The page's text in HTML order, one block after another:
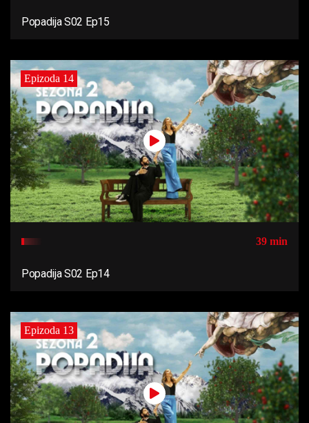
Popadija S02 Ep15
Epizoda 14
39 min
Popadija S02 Ep14
Epizoda 13